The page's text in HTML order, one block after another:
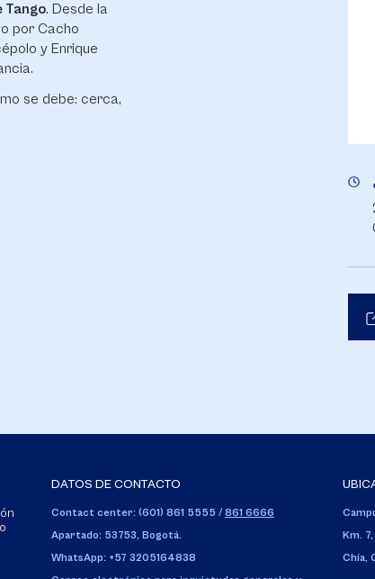
Tango. Desde la
por Cacho
y Enrique
se debe: cerca,
DATOS DE CONTACTO
Contact center: (601) 861 5555 / 861 6666
Apartado: 53753, Bogotá.
WhatsApp: +57 3205164838
Km.
Chía,